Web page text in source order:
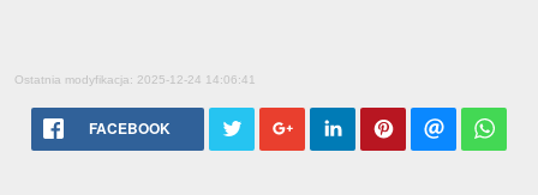
Ostatnia modyfikacja: 2025-12-24 14:06:41
FACEBOOK